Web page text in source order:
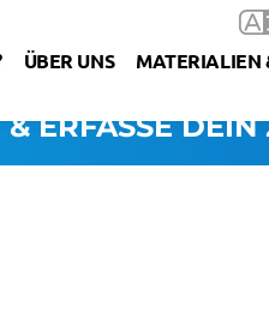
ÜBER UNS MATERIALIEN
ERFASSE DEIN